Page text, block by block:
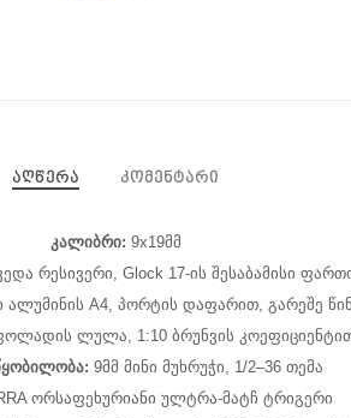
აღწერა კომენტარი
კალიბრი: 9x19მმ
რესივერი, Glock 17-ის შესაბამისი
A4, პორტის დაფარით, გარეშე
ლულა, 1:10 ბრუნვის
9მმ მინი მუხრუჭი, 1/2–36 თემა
ორსაფეხურიანი ულტრა-მატჩ ტრიგერი